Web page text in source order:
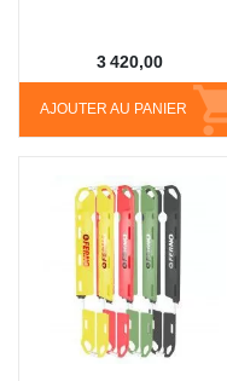
AJOUTER AU PANIER
3 420,00